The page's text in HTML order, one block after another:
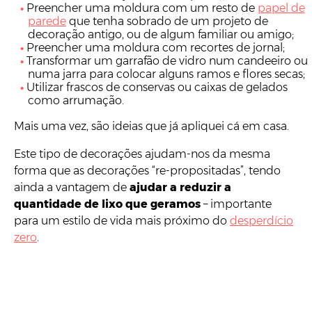
Preencher uma moldura com um resto de papel de
parede que tenha sobrado de um projeto de
decoração antigo, ou de algum familiar ou amigo;
Preencher uma moldura com recortes de jornal;
Transformar um garrafão de vidro num candeeiro ou
numa jarra para colocar alguns ramos e flores secas;
Utilizar frascos de conservas ou caixas de gelados
como arrumação.
Mais uma vez, são ideias que já apliquei cá em casa.
Este tipo de decorações ajudam-nos da mesma
forma que as decorações “re-propositadas”, tendo
ainda a vantagem de ajudar a reduzir a
quantidade de lixo que geramos – importante
para um estilo de vida mais próximo do desperdício
zero.